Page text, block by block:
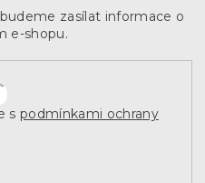
zasílat informace o
e-shopu.
s podmínkami ochrany